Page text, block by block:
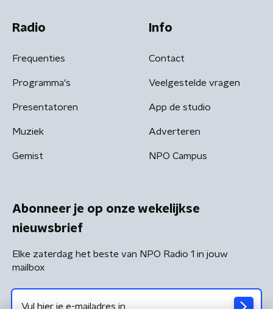
Radio
Frequenties
Programma's
Presentatoren
Muziek
Gemist
Info
Contact
Veelgestelde vragen
App de studio
Adverteren
NPO Campus
Abonneer je op onze wekelijkse
nieuwsbrief
Elke zaterdag het beste van NPO Radio 1 in jouw
mailbox